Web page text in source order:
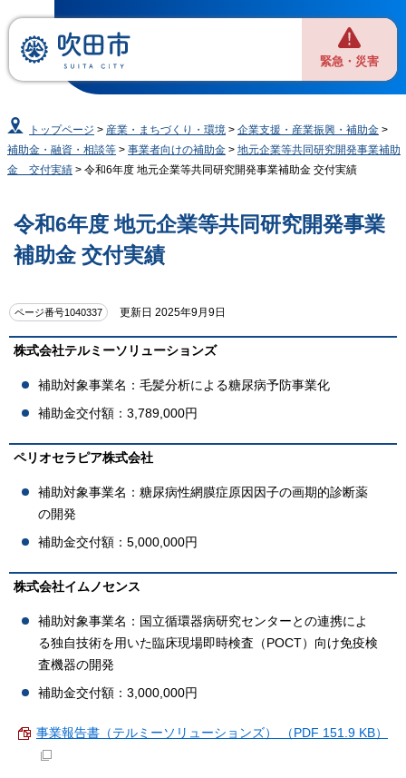
緊急・災害
トップページ > 産業・まちづくり・環境 >企業支援・産業振興・補助金 >
補助金・融資・相談等 > 事業者向けの補助金 > 地元企業等共同研究開発事業補助
金 交付実績 > 令和6年度 地元企業等共同研究開発事業補助金 交付実績
令和6年度 地元企業等共同研究開発事業
補助金 交付実績
ページ番号1040337 更新日 2025年9月9日
株式会社テルミーソリューションズ
補助対象事業名：毛髪分析による糖尿病予防事業化
補助金交付額：3,789,000円
ペリオセラピア株式会社
補助対象事業名：糖尿病性網膜症原因因子の画期的診断薬
の開発
補助金交付額：5,000,000円
株式会社イムノセンス
補助対象事業名：国立循環器病研究センターとの連携によ
る独自技術を用いた臨床現場即時検査（POCT）向け免疫検
査機器の開発
補助金交付額：3,000,000円
事業報告書（テルミーソリューションズ） （PDF 151.9 KB）